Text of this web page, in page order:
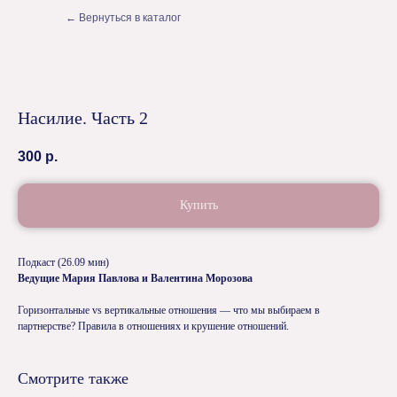
← Вернуться в каталог
Насилие. Часть 2
300 р.
Купить
Подкаст (26.09 мин)
Ведущие Мария Павлова и Валентина Морозова
Горизонтальные vs вертикальные отношения — что мы выбираем в
партнерстве? Правила в отношениях и крушение отношений.
Смотрите также